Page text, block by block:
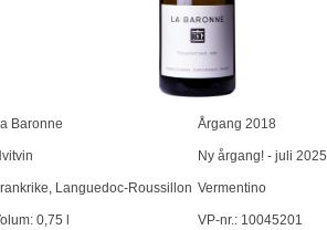
Baronne Årgang 2018
Ny årgang! - juli 2025
, Languedoc-Roussillon Vermentino
0,75 VP-nr.:10045201